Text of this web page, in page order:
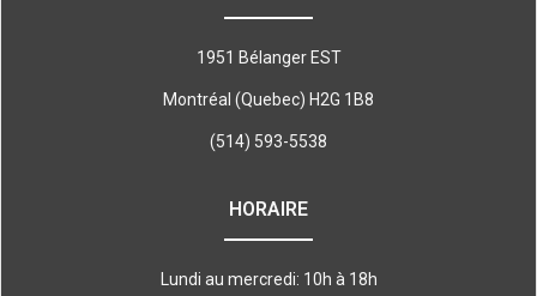
1951 Bélanger EST
Montréal (Quebec) H2G 1B8
(514) 593-5538
HORAIRE
Lundi au mercredi: 10h à 18h